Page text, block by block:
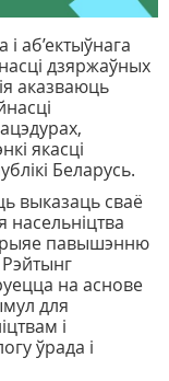
аб’ектыўнага
дзяржаўных
аказваюць
якасці
Беларусь.
выказаць сваё
насельніцтва
павышэнню
на аснове
для
і
ўрада і